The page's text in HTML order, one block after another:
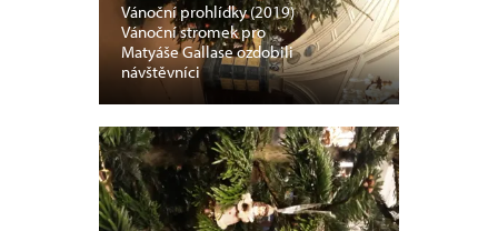
Vánoční prohlídky (2019)
Vánoční stromek pro
Matyáše Gallase ozdobili
návštěvníci